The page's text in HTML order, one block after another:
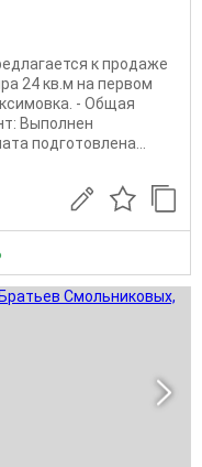
к продаже
24 кв.м на первом
- Общая
Выполнен
подготовлена...